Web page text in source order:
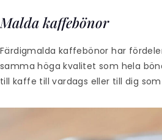
Malda kaffebönor
Färdigmalda kaffebönor har
samma höga kvalitet som hela
till kaffe till vardags eller till dig